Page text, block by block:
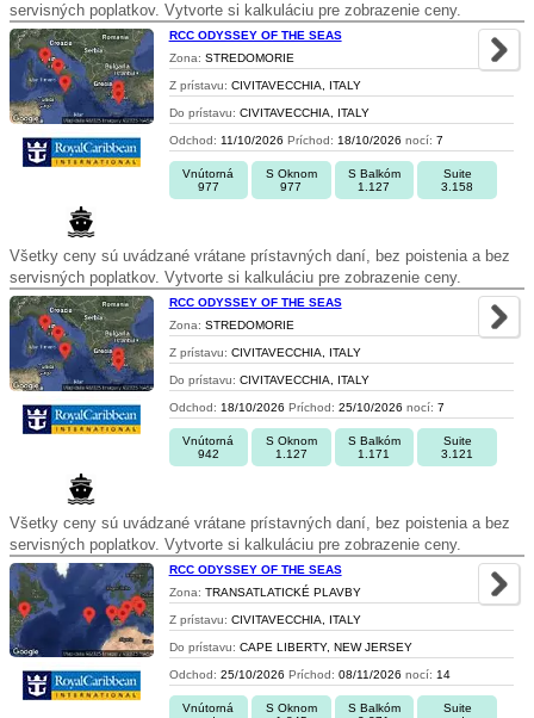
servisných poplatkov. Vytvorte si kalkuláciu pre zobrazenie ceny.
RCC ODYSSEY OF THE SEAS
Zona: STREDOMORIE
Z prístavu: CIVITAVECCHIA, ITALY
Do prístavu: CIVITAVECCHIA, ITALY
Odchod: 11/10/2026 Príchod: 18/10/2026 nocí: 7
Vnútorná
977
S Oknom
977
S Balkóm
1.127
Suite
3.158
Všetky ceny sú uvádzané vrátane prístavných daní, bez poistenia a bez
servisných poplatkov. Vytvorte si kalkuláciu pre zobrazenie ceny.
RCC ODYSSEY OF THE SEAS
Zona: STREDOMORIE
Z prístavu: CIVITAVECCHIA, ITALY
Do prístavu: CIVITAVECCHIA, ITALY
Odchod: 18/10/2026 Príchod: 25/10/2026 nocí: 7
Vnútorná
942
S Oknom
1.127
S Balkóm
1.171
Suite
3.121
Všetky ceny sú uvádzané vrátane prístavných daní, bez poistenia a bez
servisných poplatkov. Vytvorte si kalkuláciu pre zobrazenie ceny.
RCC ODYSSEY OF THE SEAS
Zona: TRANSATLATICKÉ PLAVBY
Z prístavu: CIVITAVECCHIA, ITALY
Do prístavu: CAPE LIBERTY, NEW JERSEY
Odchod: 25/10/2026 Príchod: 08/11/2026 nocí: 14
Vnútorná
S Oknom
S Balkóm
Suite